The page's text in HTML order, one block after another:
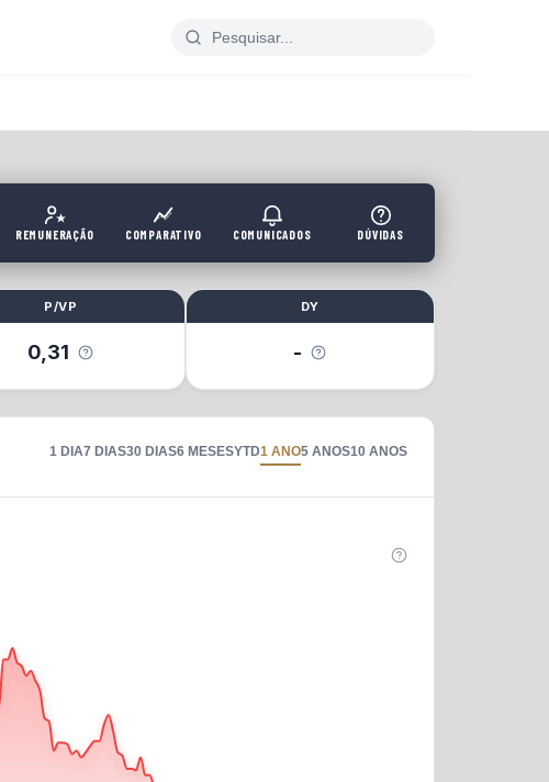
REMUNERAÇÃO COMPARATIVO COMUNICADOS DÚVIDAS
P/VP
0,31
DY
-
1 DIA7 DIAS30 DIAS6 MESESYTD1 ANO5 ANOS10 ANOS